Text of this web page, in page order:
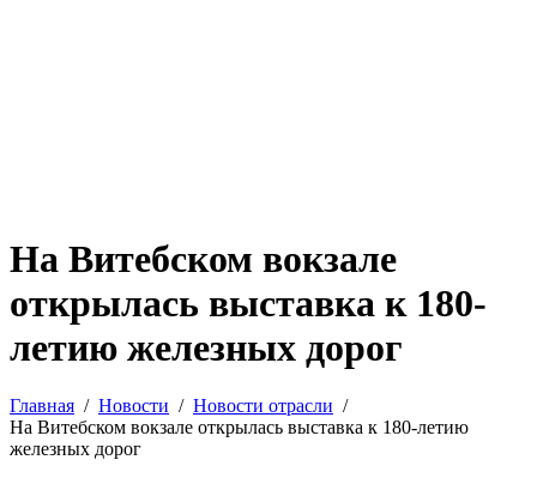
На Витебском вокзале
открылась выставка к 180-
летию железных дорог
Главная Новости
Новости отрасли
На Витебском вокзале открылась выставка к 180-летию
железных дорог